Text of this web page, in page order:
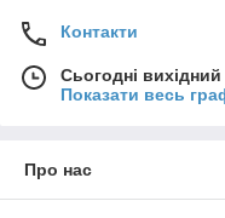
Контакти
Сьогодні вихідний
Показати весь
Про нас